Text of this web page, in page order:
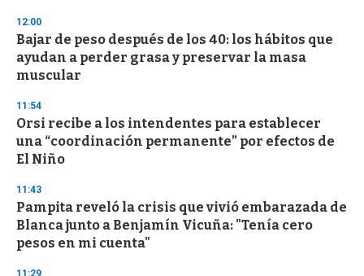
s
e
c
o
n
12:00
Bajar de peso después de los 40: los hábitos que
ayudan a perder grasa y preservar la masa
muscular
11:54
Orsi recibe a los intendentes para establecer
una “coordinación permanente” por efectos de
El Niño
11:43
Pampita reveló la crisis que vivió embarazada de
Blanca junto a Benjamín Vicuña: "Tenía cero
pesos en mi cuenta"
11:29